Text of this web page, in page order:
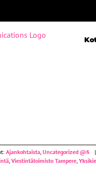
Ajankohtaista, Uncategorized @fi |
, Viestintätoimisto Tampere,